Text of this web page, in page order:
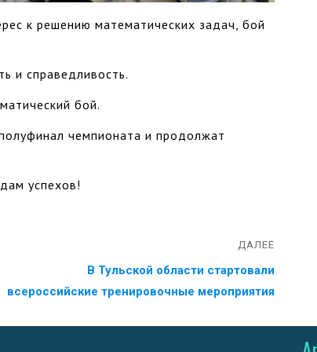
к решению математических задач, бой
и справедливость.
бой.
чемпионата и продолжат
успехов!
ДАЛЕЕ
В Тульской области стартовали
всероссийские тренировочные мероприятия